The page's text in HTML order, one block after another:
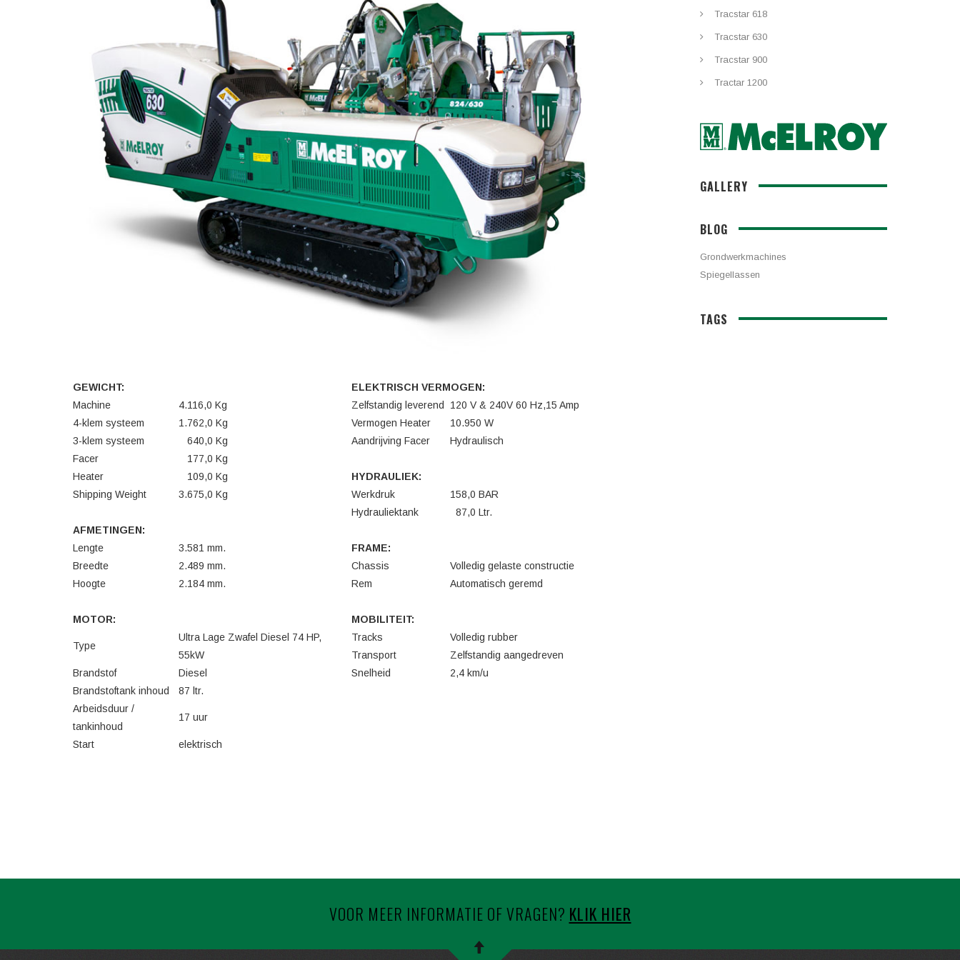
GEWICHT:
Machine
4.116,0 Kg
4-klem systeem
1.762,0 Kg
3-klem systeem
640,0 Kg
Facer
177,0 Kg
Heater
109,0 Kg
Shipping Weight
3.675,0 Kg
AFMETINGEN:
Lengte
3.581 mm.
Breedte
2.489 mm.
Hoogte
2.184 mm.
MOTOR:
Type
Ultra Lage Zwafel Diesel 74 HP,
55kW
Brandstof
Diesel
Brandstoftank inhoud
87 ltr.
Arbeidsduur /
tankinhoud
17 uur
Start elektrisch
ELEKTRISCH VERMOGEN:
Zelfstandig leverend 120 V & 240V 60 Hz,15 Amp
Vermogen Heater
10.950 W
Aandrijving Facer
Hydraulisch
HYDRAULIEK:
Werkdruk
158,0 BAR
Hydrauliektank
87,0 Ltr.
FRAME:
Chassis
Volledig gelaste constructie
Rem
Automatisch geremd
MOBILITEIT:
Tracks
Volledig rubber
Transport
Zelfstandig aangedreven
Snelheid
2,4 km/u
Tracstar 618
Tracstar 630
Tracstar 900
Tractar 1200
GALLERY
BLOG
Grondwerkmachines
Spiegellassen
TAGS
VOOR MEER INFORMATIE OF VRAGEN? KLIK HIER